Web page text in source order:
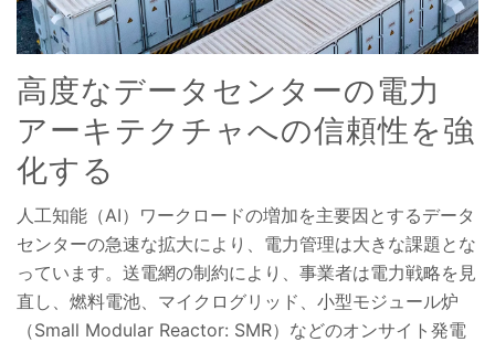
高度なデータセンターの電力
アーキテクチャへの信頼性を強
化する
人工知能（AI）ワークロードの増加を主要因とするデータ
センターの急速な拡大により、電力管理は大きな課題とな
っています。送電網の制約により、事業者は電力戦略を見
直し、燃料電池、マイクログリッド、小型モジュール炉
（Small Modular Reactor: SMR）などのオンサイト発電